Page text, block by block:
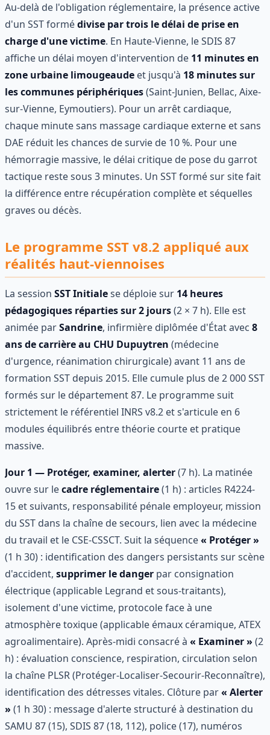
Au-delà de l'obligation réglementaire, la présence active
d'un SST formédivise par trois le délai de prise en
charge d'une victime. En Haute-Vienne, le SDIS 87
affiche un délai moyen d'intervention de 11 minutes en
zone urbaine limougeaude et jusqu'à 18 minutes sur
les communes périphériques(Saint-Junien, Bellac, Aixe-
sur-Vienne, Eymoutiers). Pour un arrêt cardiaque,
chaque minute sans massage cardiaque externe et sans
DAE réduit les chances de survie de 10 %. Pour une
hémorragie massive, le délai critique de pose du garrot
tactique reste sous 3 minutes. Un SST formé sur site fait
la différence entre récupération complète et séquelles
graves ou décès.
Le programme SST v8.2 appliqué aux
réalités haut-viennoises
La session SST Initialese déploie sur 14 heures
pédagogiques réparties sur 2 jours(2 × 7 h). Elle est
animée parSandrine, infirmière diplômée d'État avec 8
ans de carrière au CHU Dupuytren (médecine
d'urgence, réanimation chirurgicale) avant 11 ans de
formation SST depuis 2015. Elle cumule plus de 2 000 SST
formés sur le département 87. Le programme suit
strictement le référentiel INRS v8.2 et s'articule en 6
modules équilibrés entre théorie courte et pratique
massive.
Jour 1 — Protéger, examiner, alerter(7 h). La matinée
ouvre sur lecadre réglementaire(1 h) : articles R4224-
15 et suivants, responsabilité pénale employeur, mission
du SST dans la chaîne de secours, lien avec la médecine
du travail et le CSE-CSSCT. Suit la séquence« Protéger »
(1 h 30) : identification des dangers persistants sur scène
d'accident, supprimer le danger par consignation
électrique (applicable Legrand et sous-traitants),
isolement d'une victime, protocole face à une
atmosphère toxique (applicable émaux céramique, ATEX
agroalimentaire). Après-midi consacré à « Examiner » (2
h) : évaluation conscience, respiration, circulation selon
la chaîne PLSR (Protéger-Localiser-Secourir-Reconnaître),
identification des détresses vitales. Clôture par« Alerter
» (1 h 30) : message d'alerte structuré à destination du
SAMU 87 (15), SDIS 87 (18, 112), police (17), numéros